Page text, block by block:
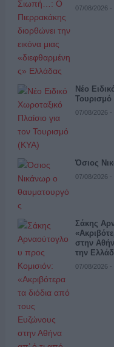
07/08/2026 -
Νέο
07/08/2026 -
Όσιος
07/08/2026 -
Σάκης
στην
την
07/08/2026 -